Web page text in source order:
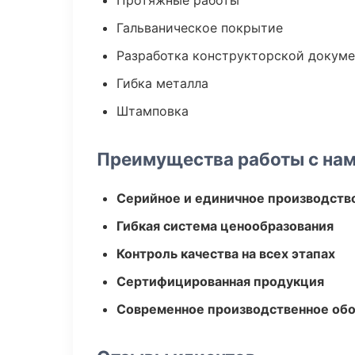
Гальваническое покрытие
Разработка конструкторской
Гибка металла
Штамповка
Преимущества работы с
Серийное и единичное
Гибкая система ценообразования
Контроль качества на всех этапах
Сертифицированная продукция
Современное производственное